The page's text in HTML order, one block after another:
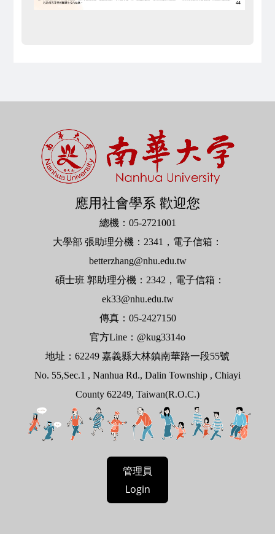
應用社會學系 歡迎您
總機： 05-2721001
大學部 張助理分機： 2341 ，電子信箱：
betterzhang@nhu.edu.tw
碩士班 郭助理分機： 2342 ，電子信箱：
ek33@nhu.edu.tw
傳真： 05-2427150
官方Line ： @kug3314o
地址： 62249 嘉義縣大林鎮南華路一段55號
No. 55,Sec.1 , Nanhua Rd., Dalin Township , Chiayi
County 62249, Taiwan(R.O.C.)
管理員
Login